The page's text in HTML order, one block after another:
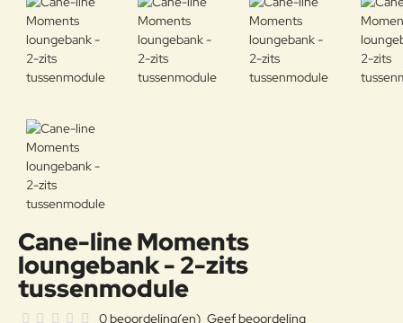
Cane-line Moments
loungebank - 2-zits
tussenmodule
0 beoordeling(en) Geef beoordeling